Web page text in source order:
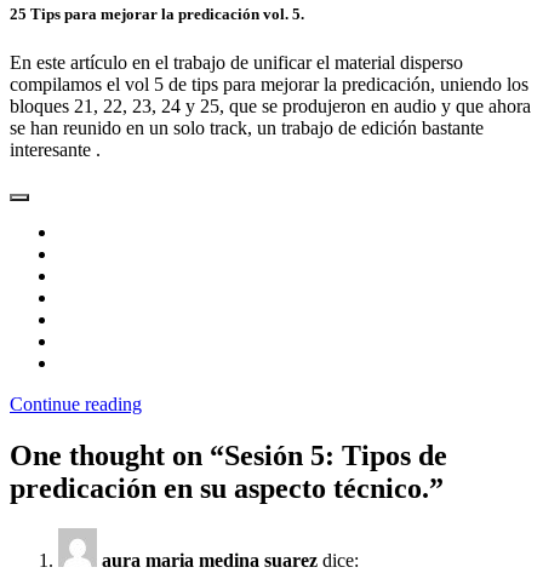
25 Tips para mejorar la predicación vol. 5.
En este artículo en el trabajo de unificar el material disperso
compilamos el vol 5 de tips para mejorar la predicación, uniendo los
bloques 21, 22, 23, 24 y 25, que se produjeron en audio y que ahora
se han reunido en un solo track, un trabajo de edición bastante
interesante .
Continue reading
One thought on “Sesión 5: Tipos de
predicación en su aspecto técnico.”
aura maria medina suarez dice: